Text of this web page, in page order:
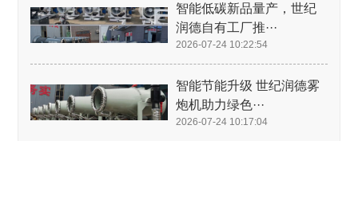
智能低碳新品量产，世纪
润德自有工厂推···
2026-07-24 10:22:54
智能节能升级 世纪润德雾
炮机助力绿色···
2026-07-24 10:17:04